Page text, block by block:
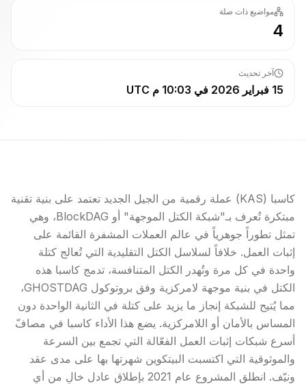
مواضيع ذات صلة
4
آخر تحديث
15 فبراير 2026 في 10:03 م UTC
كاسبا (KAS) عملة رقمية من الجيل الجديد تعتمد على بنية تقنية
مبتكرة تُعرف بـ"شبكة الكتل الموجهة" أو BlockDAG، وهي
تمثل تطوراً جوهرياً في عالم العملات المشفرة القائمة على
إثبات العمل. خلافاً لسلاسل الكتل التقليدية التي تُعالج كتلة
واحدة في كل مرة وتُهدر الكتل المتنافسة، تدمج كاسبا هذه
الكتل في بنية موجهة لامركزية وفق بروتوكول GHOSTDAG،
مما يُتيح للشبكة إنجاز ما يزيد على كتلة في الثانية الواحدة دون
المساس بالأمان أو اللامركزية. يضع هذا الأداء كاسبا في مصافّ
أسرع شبكات إثبات العمل الفعّالة التي تجمع بين السرعة
والموثوقية التي اكتسبت البيتكوين شهرتها بها على مدى عقد
ونيّف. انطلق المشروع عام 2021 بإطلاق عادل خالٍ من أي